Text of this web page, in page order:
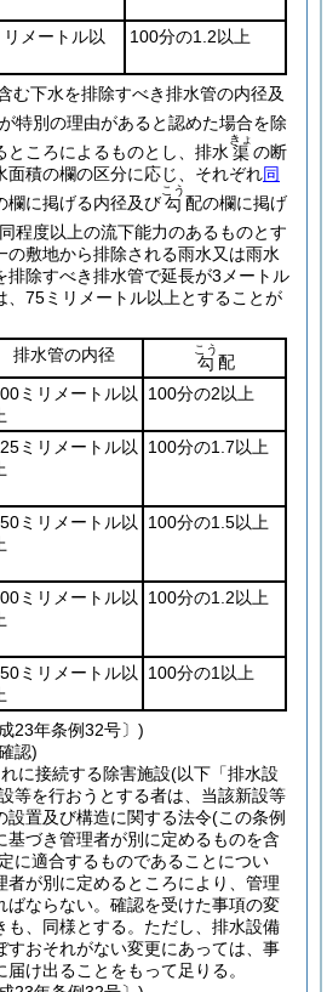
メートル以
100分の1.2以上
む下水を排除すべき排水管の内径及
特別の理由があると認めた場合を除
ところによるものとし、排水 渠
きょ
の断
面積の欄の区分に応じ、それぞれ同
欄に掲げる内径及び勾
こう
配の欄に掲げ
程度以上の流下能力のあるものとす
の敷地から排除される雨水又は雨水
排除すべき排水管で延長が3メートル
、75ミリメートル以上とすることが
排水管の内径 勾
こう
配
ミリメートル以
上
100分の2以上
ミリメートル以
上
100分の1.7以上
ミリメートル以
上
100分の1.5以上
ミリメートル以
上
100分の1.2以上
ミリメートル以
上
100分の1以上
23年条例32号〕)
認)
に接続する除害施設(以下「排水設
等を行おうとする者は、当該新設等
設置及び構造に関する法令(この条例
基づき管理者が別に定めるものを含
に適合するものであることについ
者が別に定めるところにより、管理
ならない。 確認を受けた事項の変
、同様とする。 ただし、排水設備
すおそれがない変更にあっては、事
け出ることをもって足りる。